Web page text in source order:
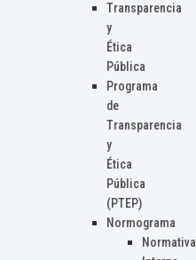
Transparencia
y
Ética
Pública
Programa
de
Transparencia
y
Ética
Pública
(PTEP)
Normograma
Normativa